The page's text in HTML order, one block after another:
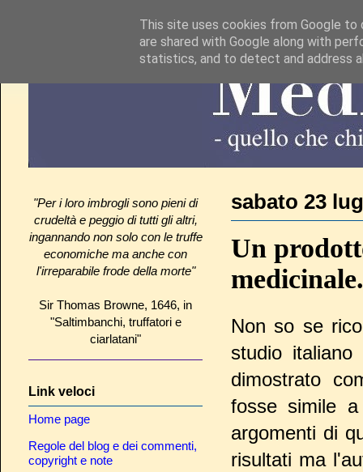
sabato 23
Un
Non so se
studio
dimostrato
fosse simile
argomenti di
risultati ma
"Per i loro imbrogli sono pieni di
crudeltà e peggio di tutti gli altri,
ingannando non solo con le truffe
economiche ma anche con
l'irreparabile frode della morte"
Sir Thomas Browne, 1646, in
"Saltimbanchi, truffatori e
ciarlatani"
Link veloci
Home page
Regole del blog e dei commenti,
copyright e note
This site uses cookies from Google to
are shared with Google along with
statistics, and to detect and address